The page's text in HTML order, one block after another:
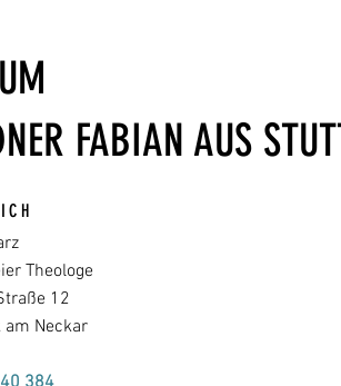
FABIAN AUS
Theologe
12
Neckar